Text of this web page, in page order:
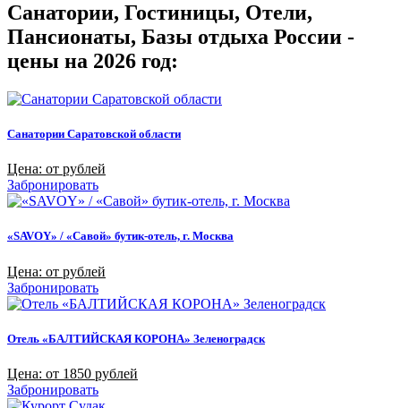
Санатории, Гостиницы, Отели,
Пансионаты, Базы отдыха России -
цены на 2026 год:
Санатории Саратовской области
Цена: от рублей
Забронировать
«SAVOY» / «Савой» бутик-отель, г. Москва
Цена: от рублей
Забронировать
Отель «БАЛТИЙСКАЯ КОРОНА» Зеленоградск
Цена: от 1850 рублей
Забронировать